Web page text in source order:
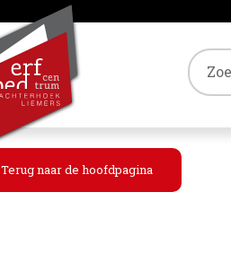
Terug naar de hoofdpagina